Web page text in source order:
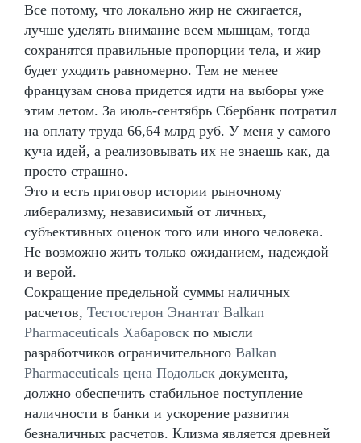
Все потому, что локально жир не сжигается,
лучше уделять внимание всем мышцам, тогда
сохранятся правильные пропорции тела, и жир
будет уходить равномерно. Тем не менее
французам снова придется идти на выборы уже
этим летом. За июль-сентябрь Сбербанк потратил
на оплату труда 66,64 млрд руб. У меня у самого
куча идей, а реализовывать их не знаешь как, да
просто страшно.
Это и есть приговор истории рыночному
либерализму, независимый от личных,
субъективных оценок того или иного человека.
Не возможно жить только ожиданием, надеждой
и верой.
Сокращение предельной суммы наличных
расчетов, Тестостерон Энантат Balkan
Pharmaceuticals Хабаровск по мысли
разработчиков ограничительного Balkan
Pharmaceuticals цена Подольск документа,
должно обеспечить стабильное поступление
наличности в банки и ускорение развития
безналичных расчетов. Клизма является древней